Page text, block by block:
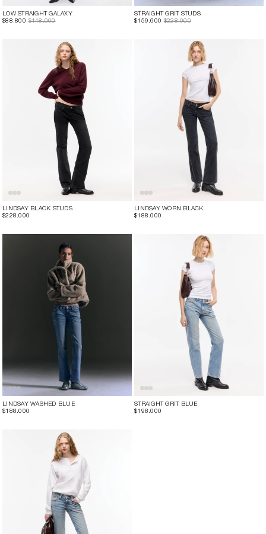
LOW STRAIGHT GALAXY
$88.800 $148.000
STRAIGHT GRIT STUDS
$159.600 $228.000
LINDSAY BLACK STUDS
$228.000
LINDSAY WORN BLACK
$188.000
LINDSAY WASHED BLUE
$188.000
STRAIGHT GRIT BLUE
$198.000